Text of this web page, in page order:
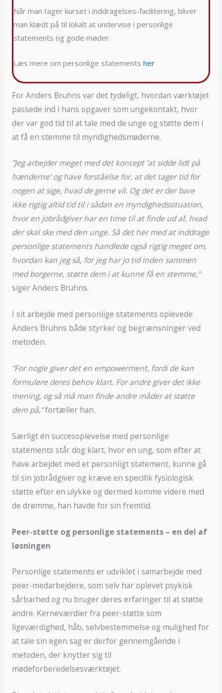
Når man tager kurset i inddragelses-facilitering, bliver
man klædt på til lokalt at undervise i personlige
statements og gode møder.
Læs mere om personlige statements her
For Anders Bruhns var det tydeligt, hvordan værktøjet
passede ind i hans opgaver som ungekontakt, hvor
der var god tid til at tale med de unge og støtte dem i
at få en stemme til myndighedsmøderne.
”Jeg arbejder meget med det koncept ’at sidde lidt på
hænderne’ og have forståelse for, at det tager tid for
nogen at sige, hvad de gerne vil. Og det er der bare
ikke rigtig altid tid til i sådan en myndighedssituation,
hvor en jobrådgiver har en time til at finde ud af, hvad
der skal ske med den unge. Så det her med at inddrage
personlige statements handlede også rigtig meget om,
hvordan kan jeg så, for jeg har jo tid inden sammen
med borgerne, støtte dem i at kunne få en stemme,”
siger Anders Bruhns.
I sit arbejde med personlige statements oplevede
Anders Bruhns både styrker og begrænsninger ved
metoden.
”For nogle giver det en empowerment, fordi de kan
formulere deres behov klart. For andre giver det ikke
mening, og så må man finde andre måder at støtte
dem på,”fortæller han.
Særligt én succesoplevelse med personlige
statements står dog klart, hvor en ung, som efter at
have arbejdet med et personligt statement, kunne gå
til sin jobrådgiver og kræve en specifik fysiologisk
støtte efter en ulykke og dermed komme videre med
de drømme, han havde for sin fremtid.
Peer-støtte og personlige statements – en del af
løsningen
Personlige statements er udviklet i samarbejde med
peer-medarbejdere, som selv har oplevet psykisk
sårbarhed og nu bruger deres erfaringer til at støtte
andre. Kerneværdier fra peer-støtte som
ligeværdighed, håb, selvbestemmelse og mulighed for
at tale sin egen sag er derfor gennemgående i
metoden, der knytter sig til
mødeforberedelsesværktøjet.